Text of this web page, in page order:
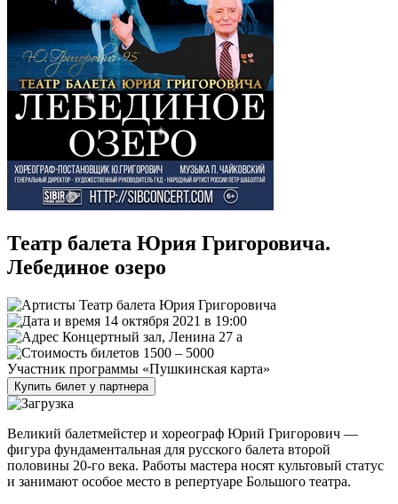
Театр балета Юрия Григоровича.
Лебединое озеро
Театр балета Юрия Григоровича
14 октября 2021 в 19:00
Концертный зал, Ленина 27 а
1500 – 5000
Участник программы «Пушкинская карта»
Купить билет у партнера
Великий балетмейстер и хореограф Юрий Григорович —
фигура фундаментальная для русского балета второй
половины 20-го века. Работы мастера носят культовый статус
и занимают особое место в репертуаре Большого театра.